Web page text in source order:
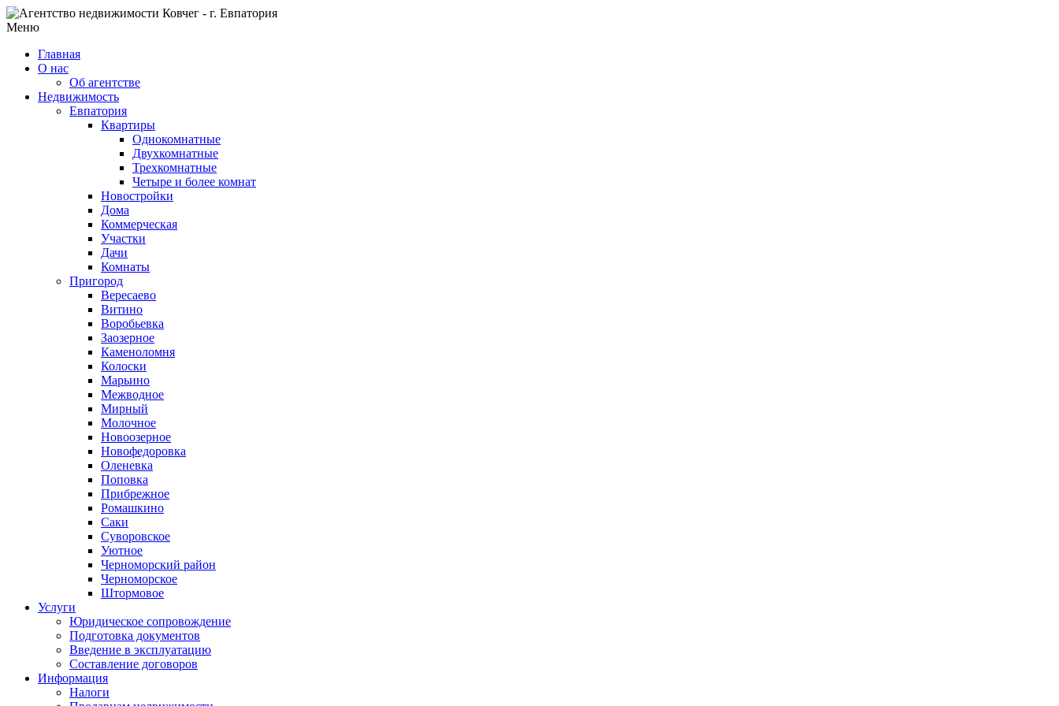
Меню
Главная
О нас
Об агентстве
Недвижимость
Евпатория
Квартиры
Однокомнатные
Двухкомнатные
Трехкомнатные
Четыре и более комнат
Новостройки
Дома
Коммерческая
Участки
Дачи
Комнаты
Пригород
Вересаево
Витино
Воробьевка
Заозерное
Каменоломня
Колоски
Марьино
Межводное
Мирный
Молочное
Новоозерное
Новофедоровка
Оленевка
Поповка
Прибрежное
Ромашкино
Саки
Суворовское
Уютное
Черноморский район
Черноморское
Штормовое
Услуги
Юридическое сопровождение
Подготовка документов
Введение в эксплуатацию
Составление договоров
Информация
Налоги